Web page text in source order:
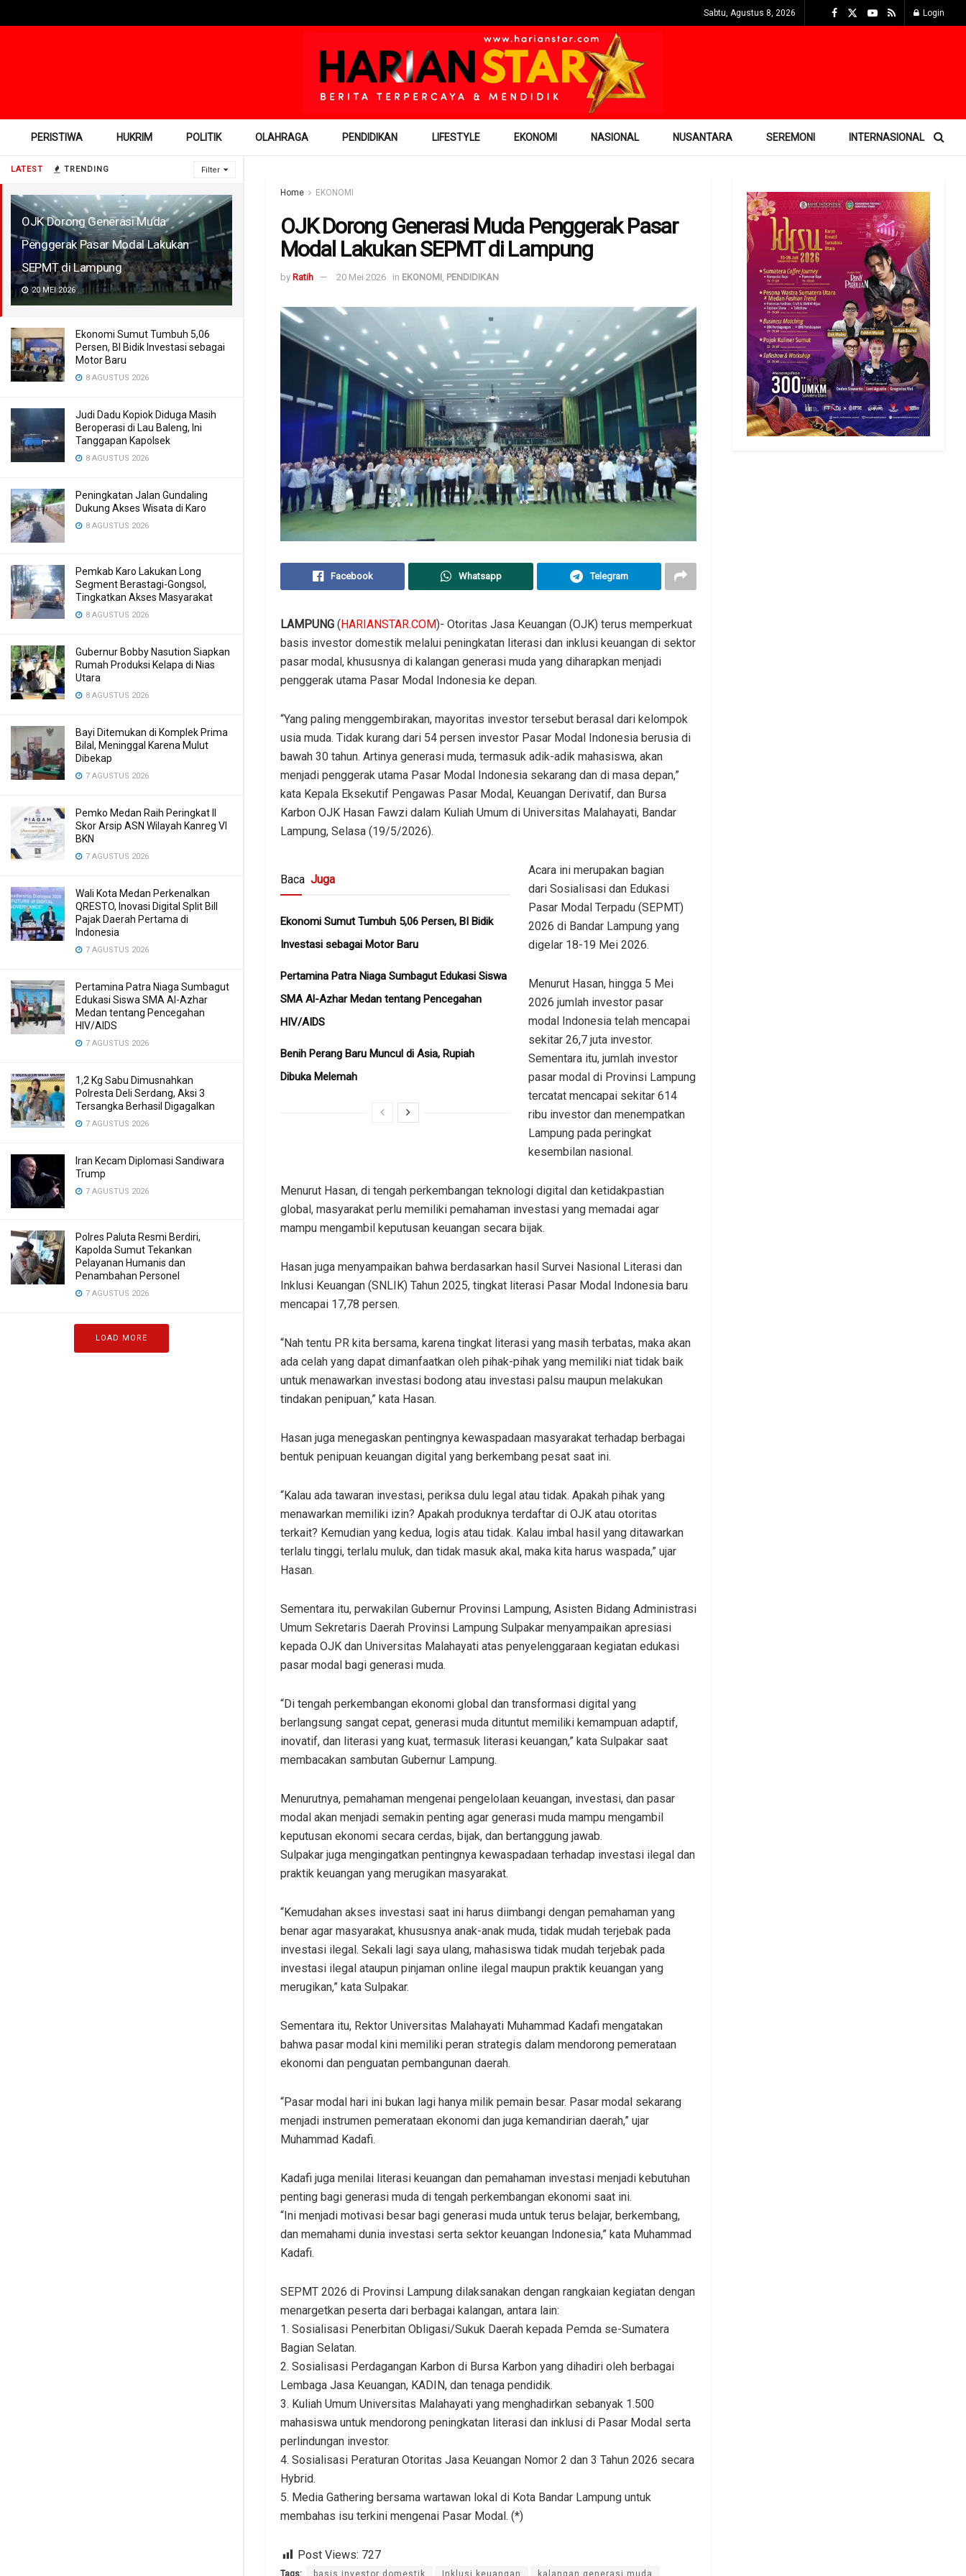
LATEST TRENDING Filter
OJK Dorong Generasi Muda
Penggerak Pasar Modal Lakukan
SEPMT di Lampung
20 MEI 2026
Ekonomi Sumut Tumbuh 5,06
Persen, BI Bidik Investasi sebagai
Motor Baru
8 AGUSTUS 2026
Judi Dadu Kopiok Diduga Masih
Beroperasi di Lau Baleng, Ini
Tanggapan Kapolsek
8 AGUSTUS 2026
Peningkatan Jalan Gundaling
Dukung Akses Wisata di Karo
8 AGUSTUS 2026
Pemkab Karo Lakukan Long
Segment Berastagi-Gongsol,
Tingkatkan Akses Masyarakat
8 AGUSTUS 2026
Gubernur Bobby Nasution Siapkan
Rumah Produksi Kelapa di Nias
Utara
8 AGUSTUS 2026
Bayi Ditemukan di Komplek Prima
Bilal, Meninggal Karena Mulut
Dibekap
7 AGUSTUS 2026
Pemko Medan Raih Peringkat II
Skor Arsip ASN Wilayah Kanreg VI
BKN
7 AGUSTUS 2026
Wali Kota Medan Perkenalkan
QRESTO, Inovasi Digital Split Bill
Pajak Daerah Pertama di
Indonesia
7 AGUSTUS 2026
Pertamina Patra Niaga Sumbagut
Edukasi Siswa SMA Al-Azhar
Medan tentang Pencegahan
HIV/AIDS
7 AGUSTUS 2026
1,2 Kg Sabu Dimusnahkan
Polresta Deli Serdang, Aksi 3
Tersangka Berhasil Digagalkan
7 AGUSTUS 2026
Iran Kecam Diplomasi Sandiwara
Trump
7 AGUSTUS 2026
Polres Paluta Resmi Berdiri,
Kapolda Sumut Tekankan
Pelayanan Humanis dan
Penambahan Personel
7 AGUSTUS 2026
LOAD MORE
Sabtu, Agustus 8, 2026 Login
PERISTIWA HUKRIM POLITIK OLAHRAGA PENDIDIKAN LIFESTYLE EKONOMI NASIONAL NUSANTARA SEREMONI INTERNASIONAL
Home EKONOMI
OJK Dorong Generasi Muda Penggerak Pasar
Modal Lakukan SEPMT di Lampung
by Ratih 20 Mei 2026 in EKONOMI, PENDIDIKAN
Facebook Whatsapp Telegram
LAMPUNG (HARIANSTAR.COM)- Otoritas Jasa Keuangan (OJK) terus memperkuat
basis investor domestik melalui peningkatan literasi dan inklusi keuangan di sektor
pasar modal, khususnya di kalangan generasi muda yang diharapkan menjadi
penggerak utama Pasar Modal Indonesia ke depan.
“Yang paling menggembirakan, mayoritas investor tersebut berasal dari kelompok
usia muda. Tidak kurang dari 54 persen investor Pasar Modal Indonesia berusia di
bawah 30 tahun. Artinya generasi muda, termasuk adik-adik mahasiswa, akan
menjadi penggerak utama Pasar Modal Indonesia sekarang dan di masa depan,”
kata Kepala Eksekutif Pengawas Pasar Modal, Keuangan Derivatif, dan Bursa
Karbon OJK Hasan Fawzi dalam Kuliah Umum di Universitas Malahayati, Bandar
Lampung, Selasa (19/5/2026).
Baca Juga
Ekonomi Sumut Tumbuh 5,06 Persen, BI Bidik
Investasi sebagai Motor Baru
Pertamina Patra Niaga Sumbagut Edukasi Siswa
SMA Al-Azhar Medan tentang Pencegahan
HIV/AIDS
Benih Perang Baru Muncul di Asia, Rupiah
Dibuka Melemah
Acara ini merupakan bagian
dari Sosialisasi dan Edukasi
Pasar Modal Terpadu (SEPMT)
2026 di Bandar Lampung yang
digelar 18-19 Mei 2026.
Menurut Hasan, hingga 5 Mei
2026 jumlah investor pasar
modal Indonesia telah mencapai
sekitar 26,7 juta investor.
Sementara itu, jumlah investor
pasar modal di Provinsi Lampung
tercatat mencapai sekitar 614
ribu investor dan menempatkan
Lampung pada peringkat
kesembilan nasional.
Menurut Hasan, di tengah perkembangan teknologi digital dan ketidakpastian
global, masyarakat perlu memiliki pemahaman investasi yang memadai agar
mampu mengambil keputusan keuangan secara bijak.
Hasan juga menyampaikan bahwa berdasarkan hasil Survei Nasional Literasi dan
Inklusi Keuangan (SNLIK) Tahun 2025, tingkat literasi Pasar Modal Indonesia baru
mencapai 17,78 persen.
“Nah tentu PR kita bersama, karena tingkat literasi yang masih terbatas, maka akan
ada celah yang dapat dimanfaatkan oleh pihak-pihak yang memiliki niat tidak baik
untuk menawarkan investasi bodong atau investasi palsu maupun melakukan
tindakan penipuan,” kata Hasan.
Hasan juga menegaskan pentingnya kewaspadaan masyarakat terhadap berbagai
bentuk penipuan keuangan digital yang berkembang pesat saat ini.
“Kalau ada tawaran investasi, periksa dulu legal atau tidak. Apakah pihak yang
menawarkan memiliki izin? Apakah produknya terdaftar di OJK atau otoritas
terkait? Kemudian yang kedua, logis atau tidak. Kalau imbal hasil yang ditawarkan
terlalu tinggi, terlalu muluk, dan tidak masuk akal, maka kita harus waspada,” ujar
Hasan.
Sementara itu, perwakilan Gubernur Provinsi Lampung, Asisten Bidang Administrasi
Umum Sekretaris Daerah Provinsi Lampung Sulpakar menyampaikan apresiasi
kepada OJK dan Universitas Malahayati atas penyelenggaraan kegiatan edukasi
pasar modal bagi generasi muda.
“Di tengah perkembangan ekonomi global dan transformasi digital yang
berlangsung sangat cepat, generasi muda dituntut memiliki kemampuan adaptif,
inovatif, dan literasi yang kuat, termasuk literasi keuangan,” kata Sulpakar saat
membacakan sambutan Gubernur Lampung.
Menurutnya, pemahaman mengenai pengelolaan keuangan, investasi, dan pasar
modal akan menjadi semakin penting agar generasi muda mampu mengambil
keputusan ekonomi secara cerdas, bijak, dan bertanggung jawab.
Sulpakar juga mengingatkan pentingnya kewaspadaan terhadap investasi ilegal dan
praktik keuangan yang merugikan masyarakat.
“Kemudahan akses investasi saat ini harus diimbangi dengan pemahaman yang
benar agar masyarakat, khususnya anak-anak muda, tidak mudah terjebak pada
investasi ilegal. Sekali lagi saya ulang, mahasiswa tidak mudah terjebak pada
investasi ilegal ataupun pinjaman online ilegal maupun praktik keuangan yang
merugikan,” kata Sulpakar.
Sementara itu, Rektor Universitas Malahayati Muhammad Kadafi mengatakan
bahwa pasar modal kini memiliki peran strategis dalam mendorong pemerataan
ekonomi dan penguatan pembangunan daerah.
“Pasar modal hari ini bukan lagi hanya milik pemain besar. Pasar modal sekarang
menjadi instrumen pemerataan ekonomi dan juga kemandirian daerah,” ujar
Muhammad Kadafi.
Kadafi juga menilai literasi keuangan dan pemahaman investasi menjadi kebutuhan
penting bagi generasi muda di tengah perkembangan ekonomi saat ini.
“Ini menjadi motivasi besar bagi generasi muda untuk terus belajar, berkembang,
dan memahami dunia investasi serta sektor keuangan Indonesia,” kata Muhammad
Kadafi.
SEPMT 2026 di Provinsi Lampung dilaksanakan dengan rangkaian kegiatan dengan
menargetkan peserta dari berbagai kalangan, antara lain:
1. Sosialisasi Penerbitan Obligasi/Sukuk Daerah kepada Pemda se-Sumatera
Bagian Selatan.
2. Sosialisasi Perdagangan Karbon di Bursa Karbon yang dihadiri oleh berbagai
Lembaga Jasa Keuangan, KADIN, dan tenaga pendidik.
3. Kuliah Umum Universitas Malahayati yang menghadirkan sebanyak 1.500
mahasiswa untuk mendorong peningkatan literasi dan inklusi di Pasar Modal serta
perlindungan investor.
4. Sosialisasi Peraturan Otoritas Jasa Keuangan Nomor 2 dan 3 Tahun 2026 secara
Hybrid.
5. Media Gathering bersama wartawan lokal di Kota Bandar Lampung untuk
membahas isu terkini mengenai Pasar Modal. (*)
Post Views: 727
Tags: basis investor domestik Inklusi keuangan kalangan generasi muda